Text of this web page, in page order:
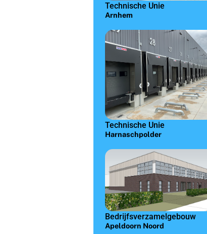
Technische Unie
Arnhem
Technische Unie
Harnaschpolder
Bedrijfsverzamelgebouw
Apeldoorn Noord